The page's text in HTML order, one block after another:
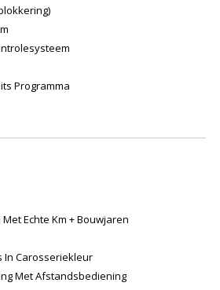
Programma
Echte Km + Bouwjaren
In Carosseriekleur
Met Afstandsbediening